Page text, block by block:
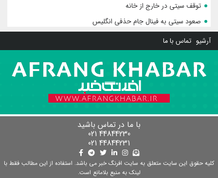
توقف سیتی در خارج از خانه
صعود سیتی به فینال جام حذفی انگلیس
آرشیو تماس با ما
با ما در تماس باشید
44844230 021
44844231 021
کلیه حقوق این سایت متعلق به سایت افرنگ خبر می باشد. استفاده از این مطالب فقط با
لینک به منبع بلامانع است.